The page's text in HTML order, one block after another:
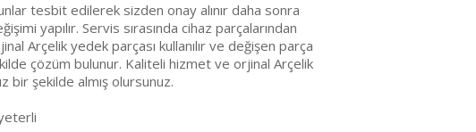
tesbit edilerek sizden onay alınır daha sonra
yapılır. Servis sırasında cihaz parçalarından
Arçelik yedek parçası kullanılır ve değişen parça
çözüm bulunur. Kaliteli hizmet ve orjinal Arçelik
bir şekilde almış olursunuz.